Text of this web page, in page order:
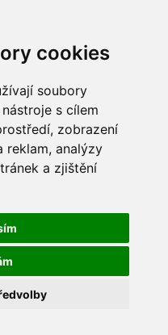
cookies
soubory
s cílem
zobrazení
reklam, analýzy
a zjištění